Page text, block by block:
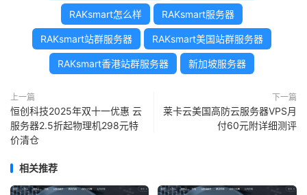
RAKsmart怎么样 RAKsmart服务器
RAKsmart站群服务器 RAKsmart美国站群服务器
RAKsmart香港站群服务器 新加坡服务器
上一篇
恒创科技2025年双十一优惠 云
服务器2.5折起物理机298元特
价清仓
下一篇
莱卡云美国高防云服务器VPS月
付60元附详细测评
相关推荐